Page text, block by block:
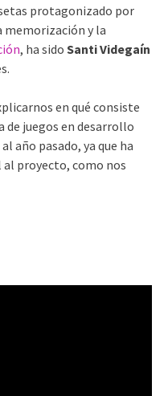
protagonizado por
memorización y la
, ha sido Santi Videgaín
en qué consiste
de juegos en desarrollo
año pasado, ya que ha
proyecto, como nos